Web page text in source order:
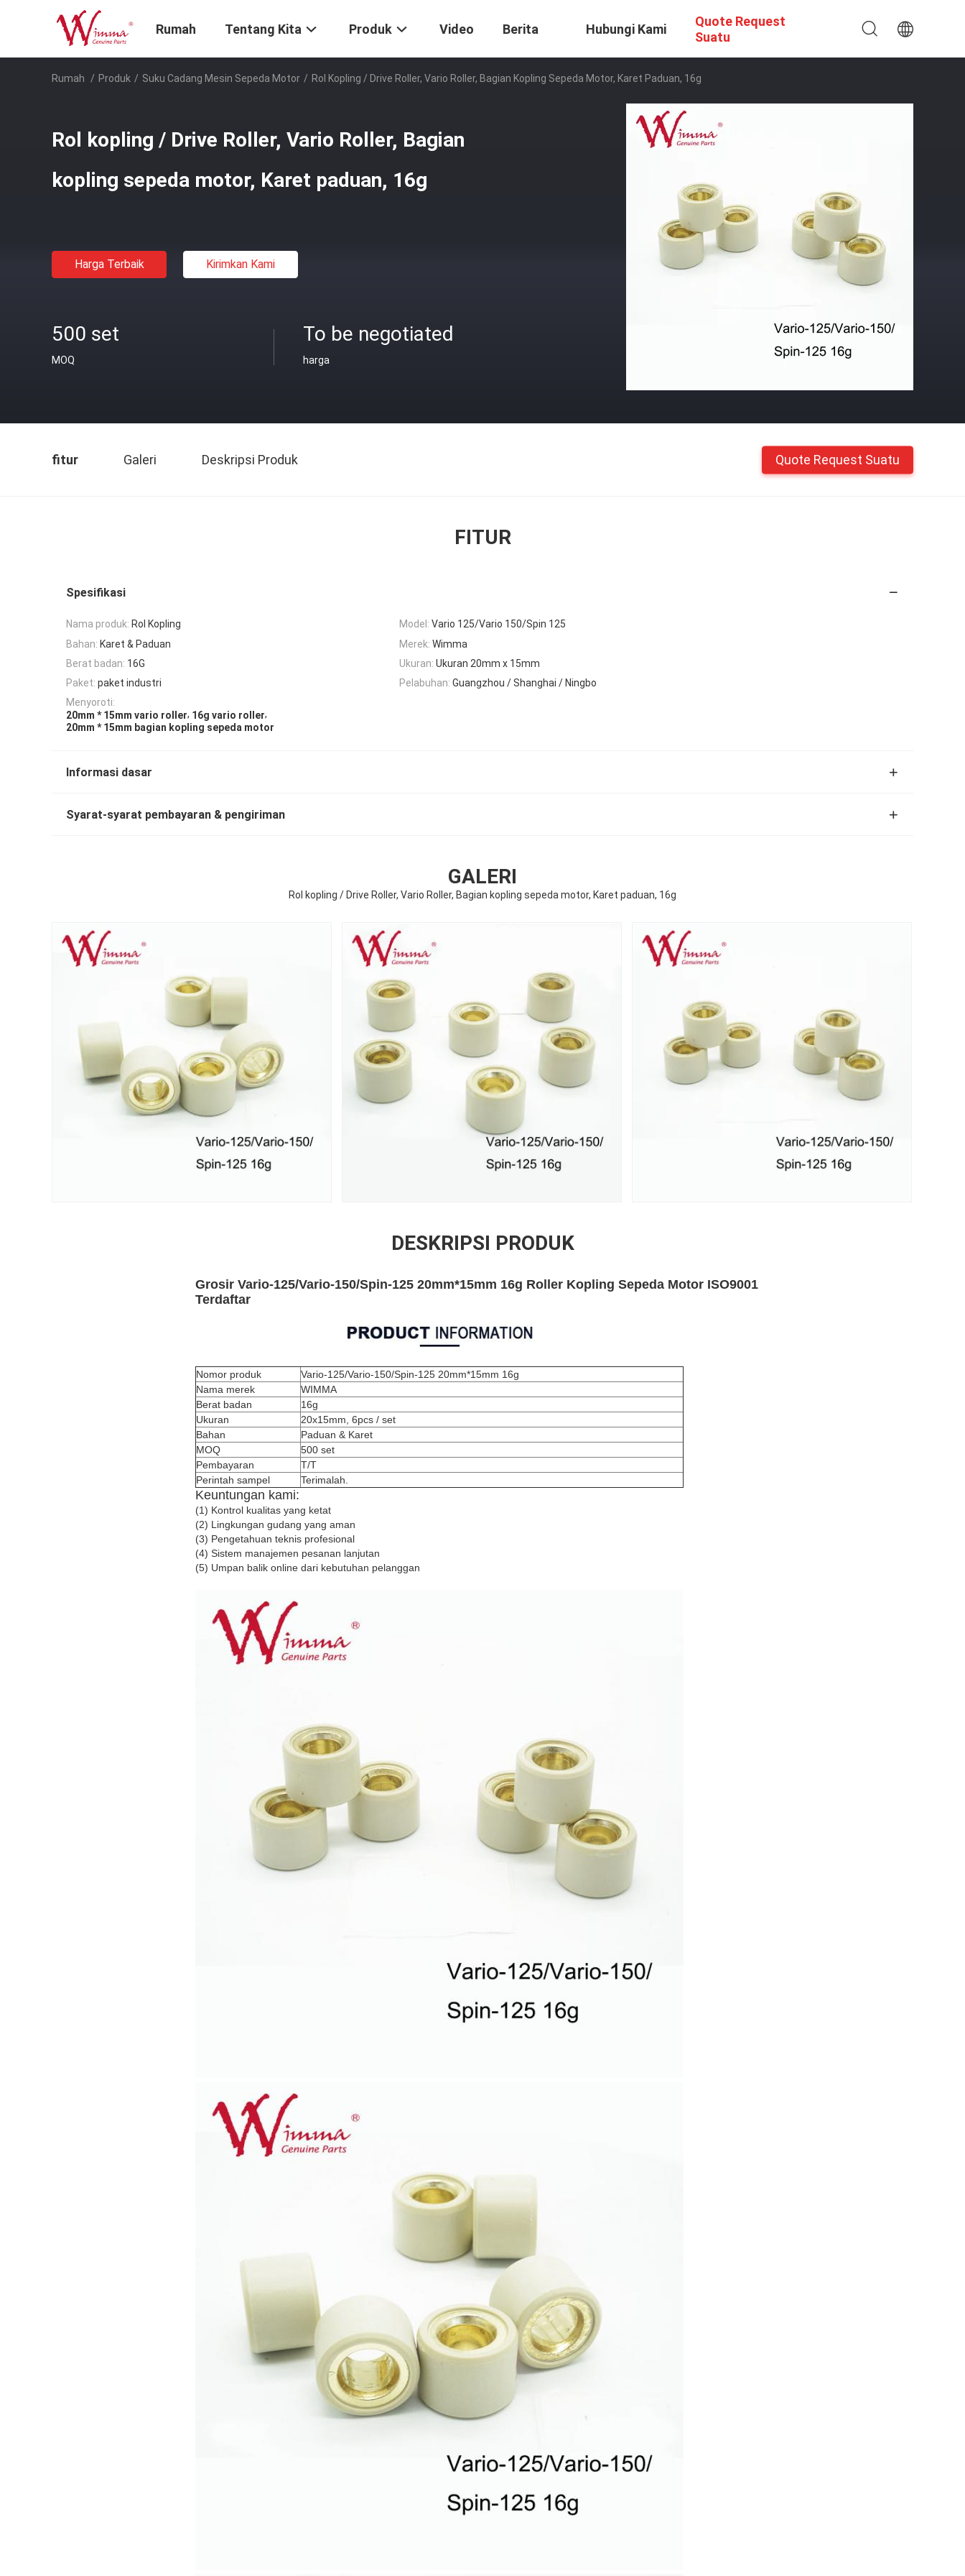
Rumah Tentang Kita Produk Video Berita Hubungi Kami
Quote Request
Suatu
Rumah / Produk / Suku Cadang Mesin Sepeda Motor / Rol Kopling / Drive Roller, Vario Roller, Bagian Kopling Sepeda Motor, Karet Paduan, 16g
Rol kopling / Drive Roller, Vario Roller, Bagian
kopling sepeda motor, Karet paduan, 16g
Harga Terbaik Kirimkan Kami
500 set
MOQ
To be negotiated
harga
fitur Galeri Deskripsi Produk Quote Request Suatu
FITUR
Spesifikasi
Nama produk: Rol Kopling Model: Vario 125/Vario 150/Spin 125
Bahan: Karet & Paduan Merek: Wimma
Berat badan: 16G Ukuran: Ukuran 20mm x 15mm
Paket: paket industri Pelabuhan: Guangzhou / Shanghai / Ningbo
Menyoroti:
20mm * 15mm vario roller, 16g vario roller,
20mm * 15mm bagian kopling sepeda motor
Informasi dasar
Syarat-syarat pembayaran & pengiriman
GALERI
Rol kopling / Drive Roller, Vario Roller, Bagian kopling sepeda motor, Karet paduan, 16g
DESKRIPSI PRODUK
Grosir Vario-125/Vario-150/Spin-125 20mm*15mm 16g Roller Kopling Sepeda Motor ISO9001
Terdaftar
Nomor produk
Vario-125/Vario-150/Spin-125 20mm*15mm 16g
Nama merek
WIMMA
Berat badan
16g
Ukuran
20x15mm, 6pcs / set
Bahan
Paduan & Karet
MOQ
500 set
Pembayaran
T/T
Perintah sampel
Terimalah.
Keuntungan kami:
(1) Kontrol kualitas yang ketat
(2) Lingkungan gudang yang aman
(3) Pengetahuan teknis profesional
(4) Sistem manajemen pesanan lanjutan
(5) Umpan balik online dari kebutuhan pelanggan